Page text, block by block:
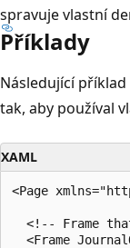
spravuje vlastní
Příklady
Následující
tak, aby používal
XAML
<Page
<!-- Frame
<Frame